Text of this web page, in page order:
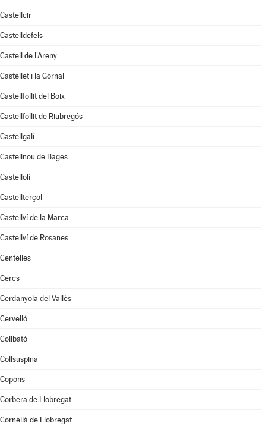
Castellcir
Castelldefels
Castell de l'Areny
Castellet i la Gornal
Castellfollit del Boix
Castellfollit de Riubregós
Castellgalí
Castellnou de Bages
Castellolí
Castellterçol
Castellví de la Marca
Castellví de Rosanes
Centelles
Cercs
Cerdanyola del Vallès
Cervelló
Collbató
Collsuspina
Copons
Corbera de Llobregat
Cornellà de Llobregat